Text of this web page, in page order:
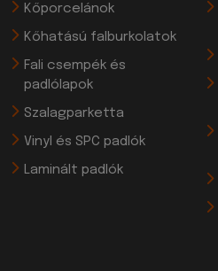
Kőporcelánok
Kőhatású falburkolatok
Fali csempék és
padlólapok
Szalagparketta
Vinyl és SPC padlók
Laminált padlók